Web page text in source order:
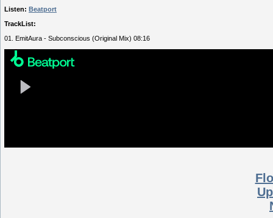
Listen: Beatport
TrackList:
01. EmitAura - Subconscious (Original Mix) 08:16